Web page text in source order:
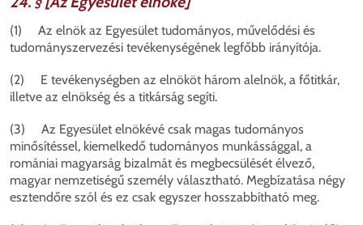
(1) Az elnök az Egyesület tudományos, művelődési és
tudományszervezési tevékenységének legfőbb irányítója.
(2) E tevékenységben az elnököt három alelnök, a főtitkár,
illetve az elnökség és a titkárság segíti.
(3) Az Egyesület elnökévé csak magas tudományos
minősítéssel, kiemelkedő tudományos munkássággal, a
romániai magyarság bizalmát és megbecsülését élvező,
magyar nemzetiségű személy választható. Megbízatása négy
esztendőre szól és ez csak egyszer hosszabbítható meg.